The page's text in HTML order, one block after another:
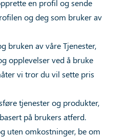
en profil og sende
og deg som bruker av
bruken av våre Tjenester,
opplevelser ved å bruke
vi tror du vil sette pris
tjenester og produkter,
på brukers atferd.
uten omkostninger, be om